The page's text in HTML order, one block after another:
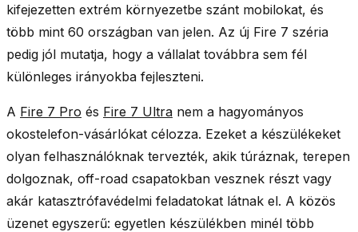
kifejezetten extrém környezetbe szánt mobilokat, és
több mint 60 országban van jelen. Az új Fire 7 széria
pedig jól mutatja, hogy a vállalat továbbra sem fél
különleges irányokba fejleszteni.
A Fire 7 Pro és Fire 7 Ultra nem a hagyományos
okostelefon-vásárlókat célozza. Ezeket a készülékeket
olyan felhasználóknak tervezték, akik túráznak, terepen
dolgoznak, off-road csapatokban vesznek részt vagy
akár katasztrófavédelmi feladatokat látnak el. A közös
üzenet egyszerű: egyetlen készülékben minél több